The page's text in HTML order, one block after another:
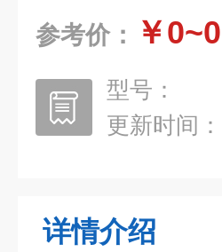
参考价： ￥0~0
型号：
更新时间：
详情介绍